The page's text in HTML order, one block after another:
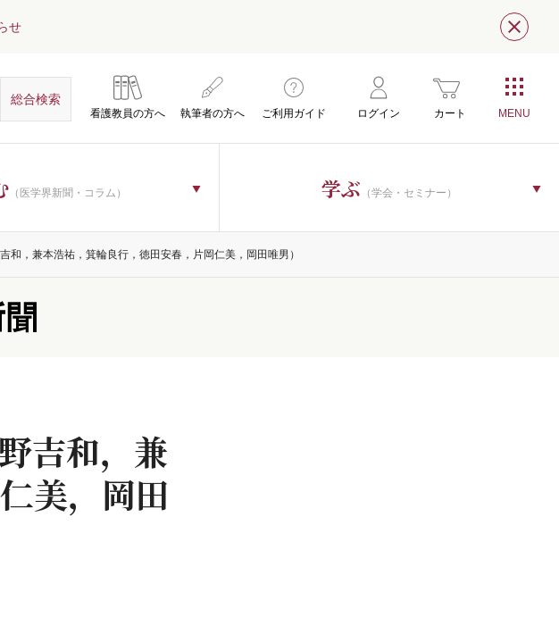
せ 閉じ
看護教員の方へ 執筆者の方へ ご利用ガイド ログイン カート
（医学界新聞・コラム） 学ぶ （学会・セミナー）
和，兼本浩祐，箕輪良行，徳田安春，片岡仁美，岡田唯男）
吉和，兼
美，岡田